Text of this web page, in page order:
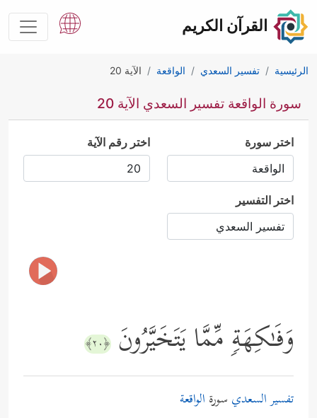
القرآن الكريم
الرئيسية تفسير السعدي الواقعة الآية 20
سورة الواقعة تفسير السعدي الآية 20
اختر سورة اختر رقم الآية
اختر التفسير
وَفَـٰكِهَةࣲ مِّمَّا یَتَخَیَّرُونَ ﴿٢٠﴾
تفسير السعدي سورة الواقعة